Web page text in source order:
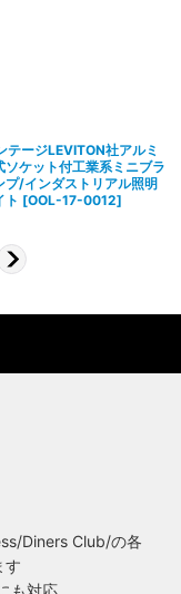
店で行う一貫
明のリメイクやオ
メイクして販売し
により、他にはな
ーボンで出来た絶
が電球を発明した
テージLEVITON社アルミ
ソケット付工業系ミニブラ
プ/インダストリアル照明
ト [OOL-17-0012]
Diners Club/の各
す
も対応